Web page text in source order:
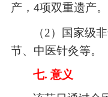
产， 4项双重遗产。
（2）
国家级非
节、中医针灸等。
七. 意义